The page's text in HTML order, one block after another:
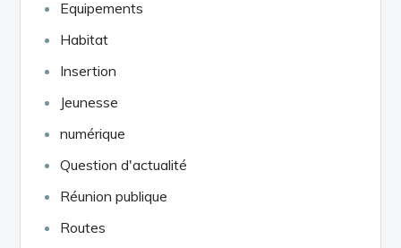
Equipements
Habitat
Insertion
Jeunesse
numérique
Question d'actualité
Réunion publique
Routes